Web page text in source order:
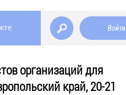
Войти
организаций для
край, 20-21